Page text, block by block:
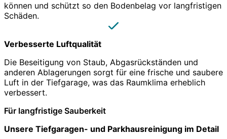
können und schützt so den Bodenbelag vor langfristigen
Schäden.
Verbesserte Luftqualität
Die Beseitigung von Staub, Abgasrückständen und
anderen Ablagerungen sorgt für eine frische und saubere
Luft in der Tiefgarage, was das Raumklima erheblich
verbessert.
Für langfristige Sauberkeit
Unsere Tiefgaragen- und Parkhausreinigung im Detail